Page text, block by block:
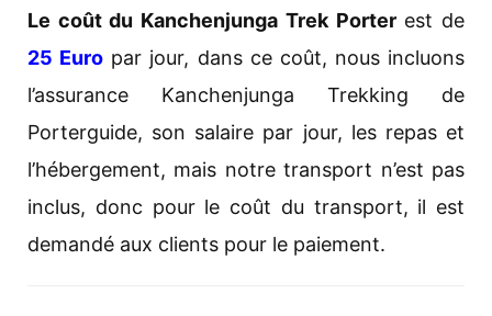
Le coût du Kanchenjunga Trek Porterest de
25 Euro par jour, dans ce coût, nous incluons
l’assurance Kanchenjunga Trekking de
Porterguide, son salaire par jour, les repas et
l’hébergement, mais notre transport n’est pas
inclus, donc pour le coût du transport, il est
demandé aux clients pour le paiement.